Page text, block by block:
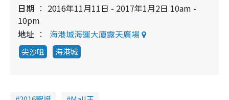
日期
2016年11月11日 - 2017年1月2日 10am -
10pm
地址
海港城海運大廈露天廣場
尖沙咀 海港城